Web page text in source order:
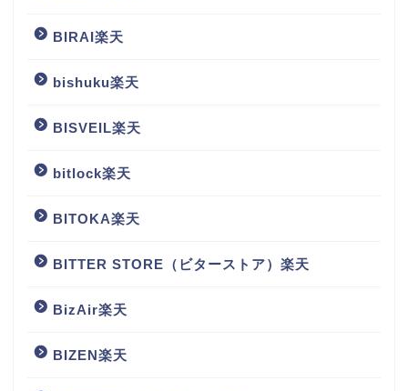
BIRAI楽天
bishuku楽天
BISVEIL楽天
bitlock楽天
BITOKA楽天
BITTER STORE（ビターストア）楽天
BizAir楽天
BIZEN楽天